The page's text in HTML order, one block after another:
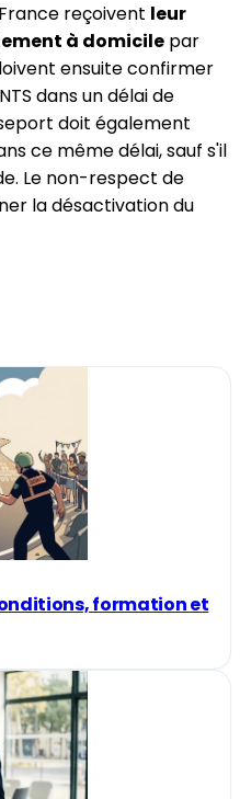
reçoivent leur
à domicile par
ensuite confirmer
dans un délai de
doit également
ce même délai, sauf s'il
Le non-respect de
la désactivation du
formation et